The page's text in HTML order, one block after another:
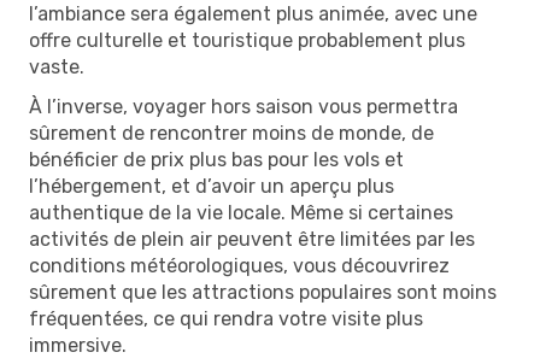
l’ambiance sera également plus animée, avec une
offre culturelle et touristique probablement plus
vaste.
À l’inverse, voyager hors saison vous permettra
sûrement de rencontrer moins de monde, de
bénéficier de prix plus bas pour les vols et
l’hébergement, et d’avoir un aperçu plus
authentique de la vie locale. Même si certaines
activités de plein air peuvent être limitées par les
conditions météorologiques, vous découvrirez
sûrement que les attractions populaires sont moins
fréquentées, ce qui rendra votre visite plus
immersive.